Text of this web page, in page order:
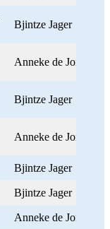
Bjintze Jager
Anneke de Jong
Bjintze Jager
Anneke de Jong
Bjintze Jager
Bjintze Jager
Anneke de Jong